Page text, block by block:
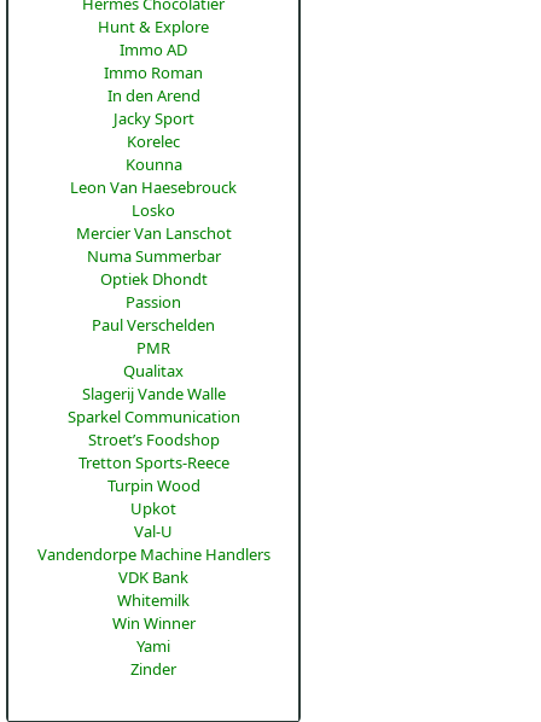
Hunt & Explore
Immo AD
Immo Roman
In den Arend
Jacky Sport
Korelec
Kounna
Leon Van Haesebrouck
Losko
Mercier Van Lanschot
Numa Summerbar
Optiek Dhondt
Passion
Paul Verschelden
PMR
Qualitax
Slagerij Vande Walle
Sparkel Communication
Stroet’s Foodshop
Tretton Sports-Reece
Turpin Wood
Upkot
Val-U
Vandendorpe Machine Handlers
VDK Bank
Whitemilk
Win Winner
Yami
Zinder